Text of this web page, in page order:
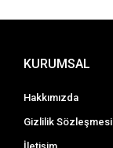
KURUMSAL
Hakkımızda
Gizlilik Sözleşmesi